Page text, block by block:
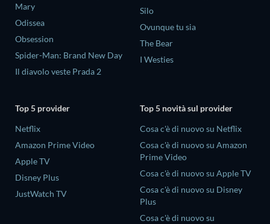
Mary
Odissea
Obsession
Spider-Man: Brand New Day
Il diavolo veste Prada 2
Silo
Ovunque tu sia
The Bear
I Westies
Top 5 provider
Netflix
Amazon Prime Video
Apple TV
Disney Plus
JustWatch TV
Top 5 novità sul provider
Cosa c'è di nuovo su Netflix
Cosa c'è di nuovo su Amazon
Prime Video
Cosa c'è di nuovo su Apple TV
Cosa c'è di nuovo su Disney
Plus
Cosa c'è di nuovo su